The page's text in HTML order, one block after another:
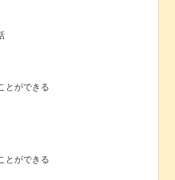
とができる
とができる